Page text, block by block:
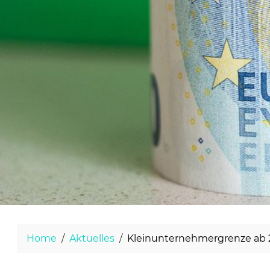
Home Aktuelles Kleinunternehmergrenze ab